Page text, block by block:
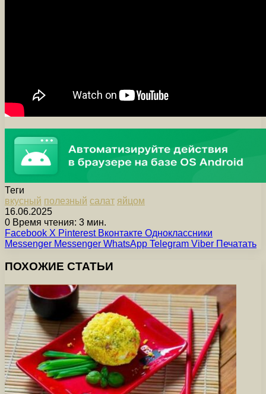
Теги
вкусный полезный салат яйцом
16.06.2025
0 Время чтения: 3 мин.
Facebook X Pinterest Вконтакте Одноклассники
Messenger Messenger WhatsApp Telegram Viber Печатать
ПОХОЖИЕ СТАТЬИ